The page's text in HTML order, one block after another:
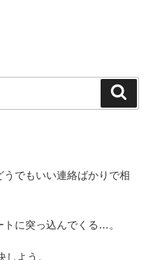
でもいい連絡ばかりで相
トに突っ込んでくる…。
よう。